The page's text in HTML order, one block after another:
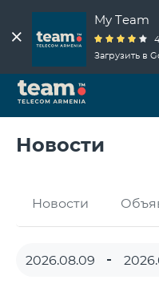
My Team
Загрузить в
Новости
Новости